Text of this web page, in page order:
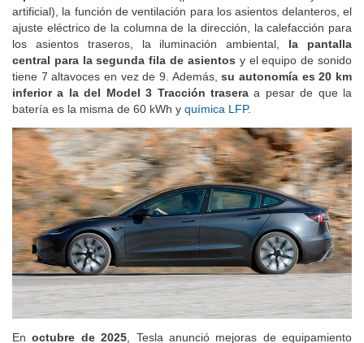
tapicería de cuero artificial(pasa a ser mixta tela y cuero
artificial), la función de ventilación para los asientos delanteros, el
ajuste eléctrico de la columna de la dirección, la calefacción para
los asientos traseros, la iluminación ambiental,la pantalla
central para la segunda fila de asientos y el equipo de sonido
tiene 7 altavoces en vez de 9. Además,su autonomía es 20 km
inferior a la del Model 3 Tracción traseraa pesar de que la